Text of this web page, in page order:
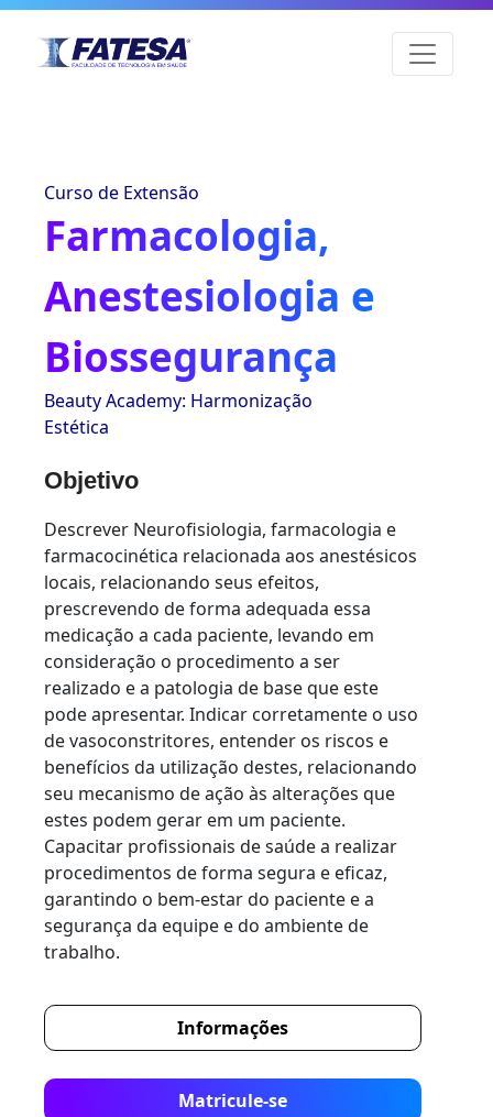
Curso de Extensão
Farmacologia,
Anestesiologia e
Biossegurança
Beauty Academy: Harmonização
Estética
Objetivo
Descrever Neurofisiologia, farmacologia e
farmacocinética relacionada aos anestésicos
locais, relacionando seus efeitos,
prescrevendo de forma adequada essa
medicação a cada paciente, levando em
consideração o procedimento a ser
realizado e a patologia de base que este
pode apresentar. Indicar corretamente o uso
de vasoconstritores, entender os riscos e
benefícios da utilização destes, relacionando
seu mecanismo de ação às alterações que
estes podem gerar em um paciente.
Capacitar profissionais de saúde a realizar
procedimentos de forma segura e eficaz,
garantindo o bem-estar do paciente e a
segurança da equipe e do ambiente de
trabalho.
Informações
Matricule-se